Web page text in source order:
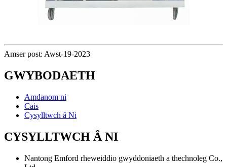
Amser post: Awst-19-2023
GWYBODAETH
Amdanom ni
Cais
Cysylltwch â Ni
CYSYLLTWCH Â NI
Nantong Emford rheweiddio gwyddoniaeth a thechnoleg Co.,